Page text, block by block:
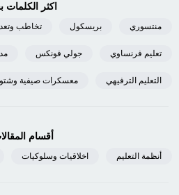
اكثر الكلمات
منتسوري بريسكول تخاطب
تعليم فرنساوي جولي فونكس
التعليم الترفيهي معسكرات صيفية
أقسام
أنظمة التعليم اخلاقيات وسلوكيات